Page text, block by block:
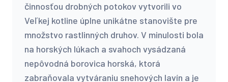
činnosťou drobných potokov vytvorili vo
Veľkej kotline úplne unikátne stanovište pre
množstvo rastlinných druhov. V minulosti bola
na horských lúkach a svahoch vysádzaná
nepôvodná borovica horská, ktorá
zabraňovala vytváraniu snehových lavín a je